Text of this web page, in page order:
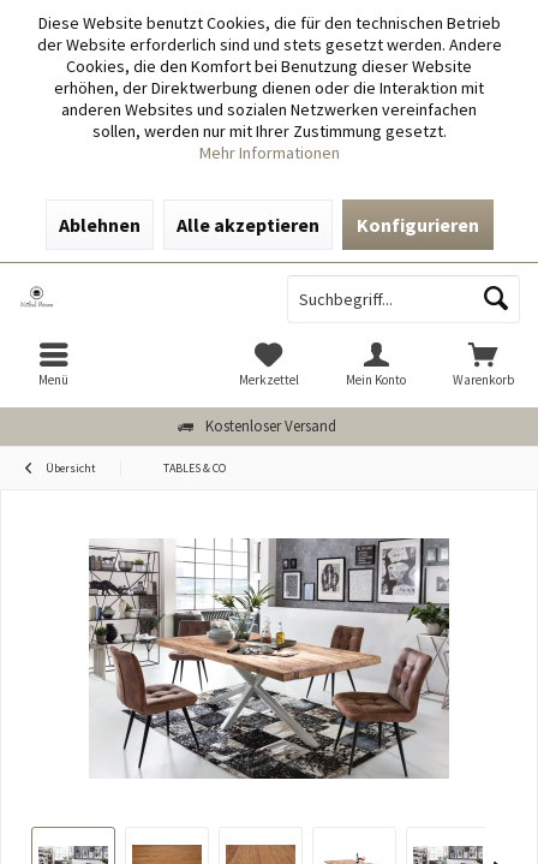
Diese Website benutzt Cookies, die für den technischen Betrieb
der Website erforderlich sind und stets gesetzt werden. Andere
Cookies, die den Komfort bei Benutzung dieser Website
erhöhen, der Direktwerbung dienen oder die Interaktion mit
anderen Websites und sozialen Netzwerken vereinfachen
sollen, werden nur mit Ihrer Zustimmung gesetzt.
Mehr Informationen
Ablehnen Alle akzeptieren Konfigurieren
Kostenloser Versand
Menü Warenkorb
Merkzettel Mein Konto
Übersicht TABLES & CO